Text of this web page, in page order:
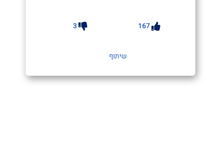
167
3
שיתוף